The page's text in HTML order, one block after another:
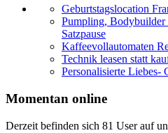
Geburtstagslocation
Pumpling,
Satzpause
Kaffeevollautomaten
Technik leasen statt
Personalisierte Liebes-
Momentan online
Derzeit befinden sich 81 User auf